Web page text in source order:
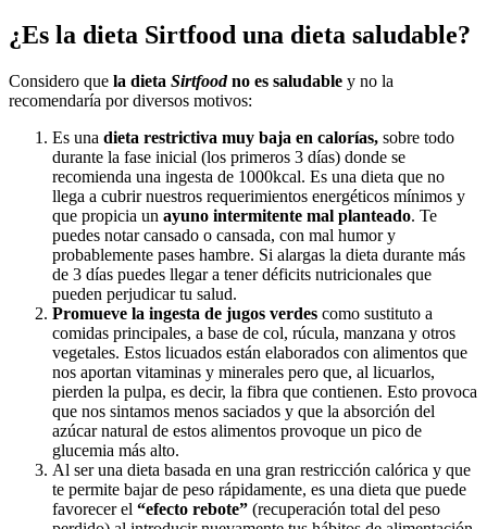
¿Es la dieta Sirtfood una dieta saludable?
Considero que la dieta Sirtfoodno es saludable y no la
recomendaría por diversos motivos:
Es una dieta restrictiva muy baja en calorías, sobre todo
durante la fase inicial (los primeros 3 días) donde se
recomienda una ingesta de 1000kcal. Es una dieta que no
llega a cubrir nuestros requerimientos energéticos mínimos y
que propicia un ayuno intermitente mal planteado. Te
puedes notar cansado o cansada, con mal humor y
probablemente pases hambre. Si alargas la dieta durante más
de 3 días puedes llegar a tener déficits nutricionales que
pueden perjudicar tu salud.
Promueve la ingesta de jugos verdes como sustituto a
comidas principales, a base de col, rúcula, manzana y otros
vegetales. Estos licuados están elaborados con alimentos que
nos aportan vitaminas y minerales pero que, al licuarlos,
pierden la pulpa, es decir, la fibra que contienen. Esto provoca
que nos sintamos menos saciados y que la absorción del
azúcar natural de estos alimentos provoque un pico de
glucemia más alto.
Al ser una dieta basada en una gran restricción calórica y que
te permite bajar de peso rápidamente, es una dieta que puede
favorecer el “efecto rebote” (recuperación total del peso